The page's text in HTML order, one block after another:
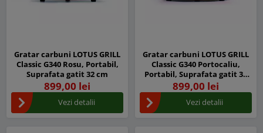
Gratar carbuni LOTUS GRILL
Classic G340 Rosu, Portabil,
Suprafata gatit 32 cm
899,00 lei
Vezi detalii
Gratar carbuni LOTUS GRILL
Classic G340 Portocaliu,
Portabil, Suprafata gatit 32
cm
899,00 lei
Vezi detalii